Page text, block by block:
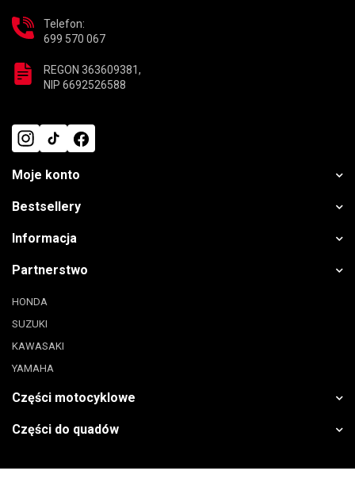
Telefon:
699 570 067
REGON 363609381,
NIP 6692526588
Moje konto
Bestsellery
Informacja
Partnerstwo
HONDA
SUZUKI
KAWASAKI
YAMAHA
Części motocyklowe
Części do quadów